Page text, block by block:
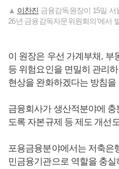
▲ 이찬진 금융감독원장이 15일 서
26년 금융감독자문위원회의’에서
이 원장은 우선 가계부채, 부
등 위험요인을 면밀히 관리
현상을 완화하겠다는 방침을
금융회사가 생산적분야에
도록 자본규제 등 제도 개선
포용금융분야에서는 저축은
민금융기관으로 역할을 충